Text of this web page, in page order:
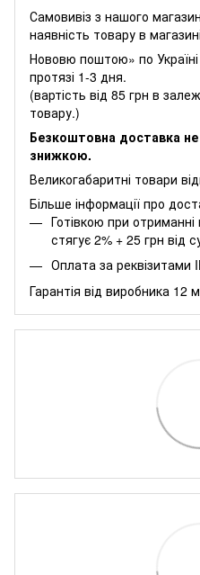
Самовивіз з нашого
наявність товару в
Нововю поштою» по
протязі 1-3 дня.
(вартість від 85 грн в
товару.)
Безкоштовна доставка не
знижкою.
Великогабаритні товари
Більше інформації про
Готівкою при
стягує 2% + 25 грн від
Оплата за реквізитами
Гарантія від виробника 12